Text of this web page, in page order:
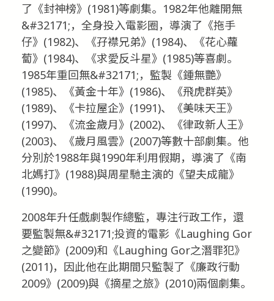
了《封神榜》(1981)等劇集。1982年他離開無
&#32171;，全身投入電影圈，導演了《拖手
仔》(1982)、《孖襟兄弟》(1984)、《花心蘿
蔔》(1984)、《求愛反斗星》(1985)等喜劇。
1985年重回無&#32171;，監製《鍾無艷》
(1985)、《黃金十年》(1986)、《飛虎群英》
(1989)、《卡拉屋企》(1991)、《美味天王》
(1997)、《流金歲月》(2002)、《律政新人王》
(2003)、《歲月風雲》(2007)等數十部劇集。他
分別於1988年與1990年利用假期，導演了《南
北媽打》(1988)與周星馳主演的《望夫成龍》
(1990)。
2008年升任戲劇製作總監，專注行政工作，還
要監製無&#32171;投資的電影《Laughing Gor
之變節》(2009)和《Laughing Gor之潛罪犯》
(2011)，因此他在此期間只監製了《廉政行動
2009》(2009)與《摘星之旅》(2010)兩個劇集。